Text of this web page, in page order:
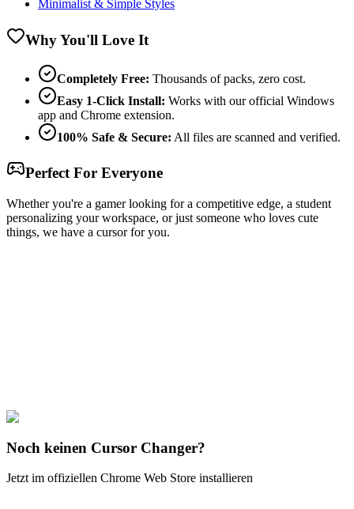
Minimalist & Simple Styles
Why You'll Love It
Completely Free: Thousands of packs, zero cost.
Easy 1-Click Install: Works with our official Windows
app and Chrome extension.
100% Safe & Secure: All files are scanned and verified.
Perfect For Everyone
Whether you're a gamer looking for a competitive edge, a student
personalizing your workspace, or just someone who loves cute
things, we have a cursor for you.
🚀 For Browser
Noch keinen Cursor Changer?
Jetzt im offiziellen Chrome Web Store installieren